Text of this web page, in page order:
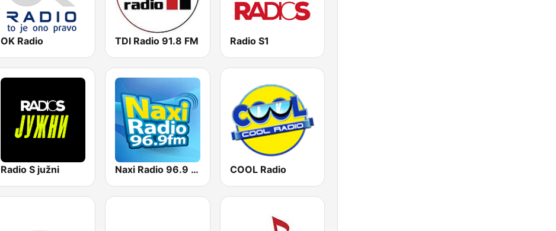
OK Radio TDI Radio 91.8 FM Radio S1
Radio S južni Naxi Radio 96.9 FM COOL Radio